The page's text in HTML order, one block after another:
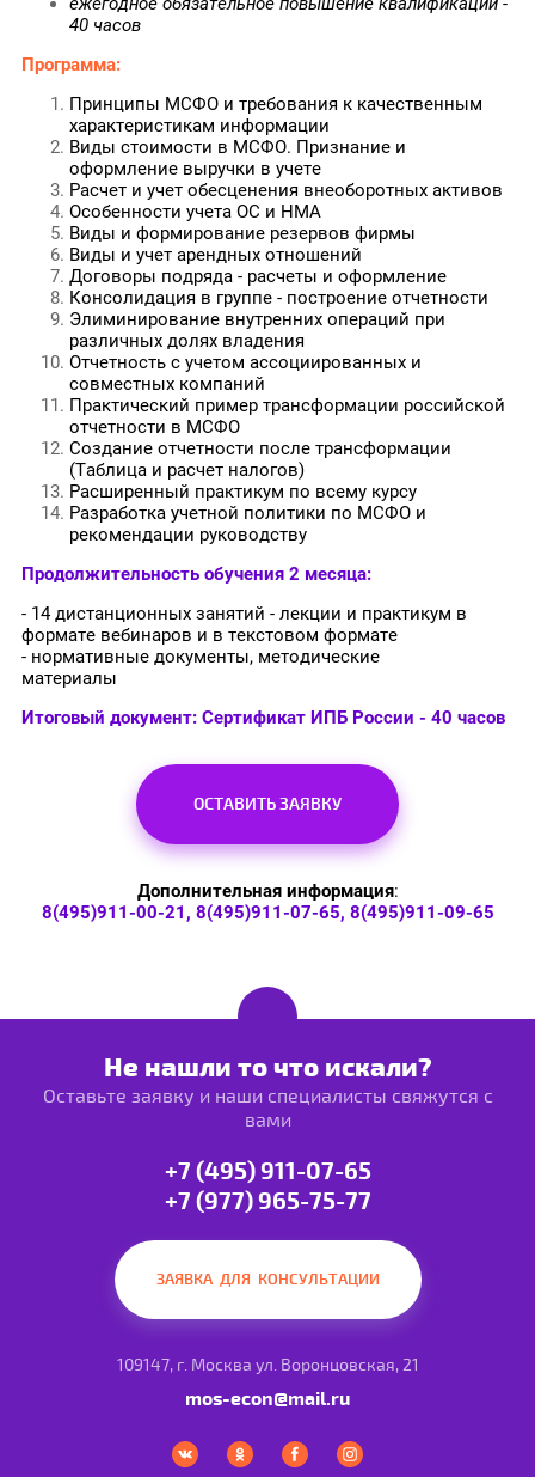
40 часов
Программа:
Принципы МСФО и требования к качественным
характеристикам информации
Виды стоимости в МСФО. Признание и
оформление выручки в учете
Расчет и учет обесценения внеоборотных активов
Особенности учета ОС и НМА
Виды и формирование резервов фирмы
Виды и учет арендных отношений
Договоры подряда - расчеты и оформление
Консолидация в группе - построение отчетности
Элиминирование внутренних операций при
различных долях владения
Отчетность с учетом ассоциированных и
совместных компаний
Практический пример трансформации российской
отчетности в МСФО
Создание отчетности после трансформации
(Таблица и расчет налогов)
Расширенный практикум по всему курсу
Разработка учетной политики по МСФО и
рекомендации руководству
Продолжительность обучения 2 месяца:
- 14 дистанционных занятий - лекции и практикум в
формате вебинаров и в текстовом формате
- нормативные документы, методические
материалы
Итоговый документ: Сертификат ИПБ России - 40 часов
ОСТАВИТЬ ЗАЯВКУ
Дополнительная информация:
8(495)911-00-21, 8(495)911-07-65, 8(495)911-09-65
Не нашли то что искали?
Оставьте заявку и наши специалисты свяжутся с
вами
+7 (495) 911-07-65
+7 (977) 965-75-77
ЗАЯВКА ДЛЯ КОНСУЛЬТАЦИИ
109147, г. Москва ул. Воронцовская, 21
mos-econ@mail.ru